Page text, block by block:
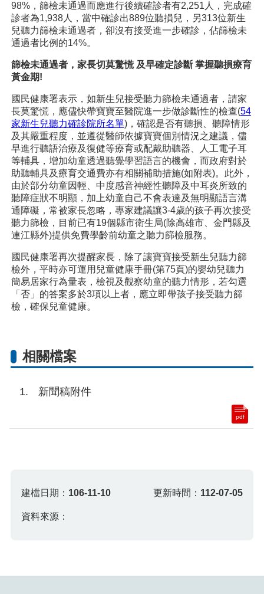
98%，篩檢未通過而應進行後續確診者有2,251人，完成確
診者為1,938人，當中確診出889位聽損兒，另313位新生
兒聽力篩檢未通過者，卻沒有接受進一步確診，佔篩檢未
通過者比例的14%。
篩檢未通過者，家長切莫驚慌 及早確定診斷 掌握聽損療育
黃金期!
國民健康署表示，如新生兒接受聽力篩檢未通過者，請家
長莫驚慌，應儘快帶寶寶至醫院進一步做診斷性的檢查(54
家新生兒聽力確診院所名單)，確認是否有聽損、聽障情形
及其嚴重程度，並遵從醫師依據寶寶個別情況之建議，儘
早進行聽語治療及復健等療育或配戴助聽器、人工電子耳
等輔具，增加幼童透過聽覺學習語言的機會，而政府對於
助聽輔具及療育交通費亦有相關補助措施(如附表)。此外，
由於部分幼童因輕、中度感音神經性聽障及中耳炎所致的
聽障症狀不明顯，加上幼童自己不會表達及無明顯語言溝
通障礙，常被家長忽略，專家建議讓3-4歲的孩子再次接受
聽力篩檢，目前已有19個縣市衛生局(除高雄市、金門縣及
連江縣外)提供免費學齡前幼童之聽力篩檢服務。
國民健康署再次提醒家長，除了讓寶寶接受新生兒聽力篩
檢外，平時亦可運用兒童健康手冊(第75頁)的嬰幼兒聽力
簡易居家行為量表，檢視及觀察幼童的聽力情形，若勾選
「否」的答案多於3項以上者，應立即帶孩子接受聽力篩
檢，確保兒童健康。
相關檔案
新聞稿附件
pdf
建檔日期： 106-11-10 更新時間： 112-07-05
資料來源：